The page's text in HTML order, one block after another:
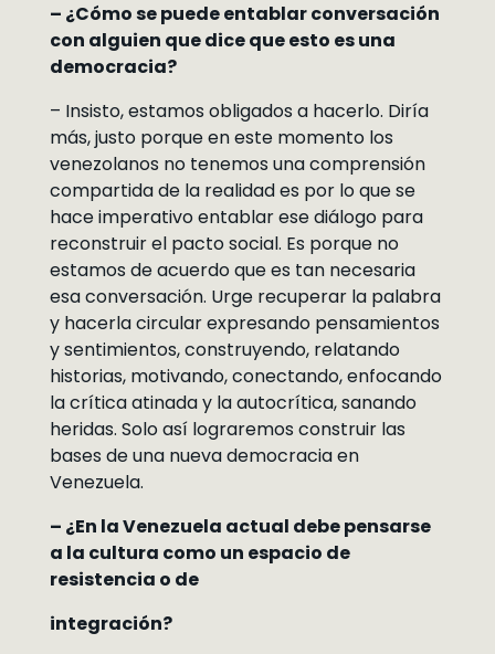
– ¿Cómo se puede entablar conversación
con alguien que dice que esto es una
democracia?
– Insisto, estamos obligados a hacerlo. Diría
más, justo porque en este momento los
venezolanos no tenemos una comprensión
compartida de la realidad es por lo que se
hace imperativo entablar ese diálogo para
reconstruir el pacto social. Es porque no
estamos de acuerdo que es tan necesaria
esa conversación. Urge recuperar la palabra
y hacerla circular expresando pensamientos
y sentimientos, construyendo, relatando
historias, motivando, conectando, enfocando
la crítica atinada y la autocrítica, sanando
heridas. Solo así lograremos construir las
bases de una nueva democracia en
Venezuela.
– ¿En la Venezuela actual debe pensarse
a la cultura como un espacio de
resistencia o de
integración?